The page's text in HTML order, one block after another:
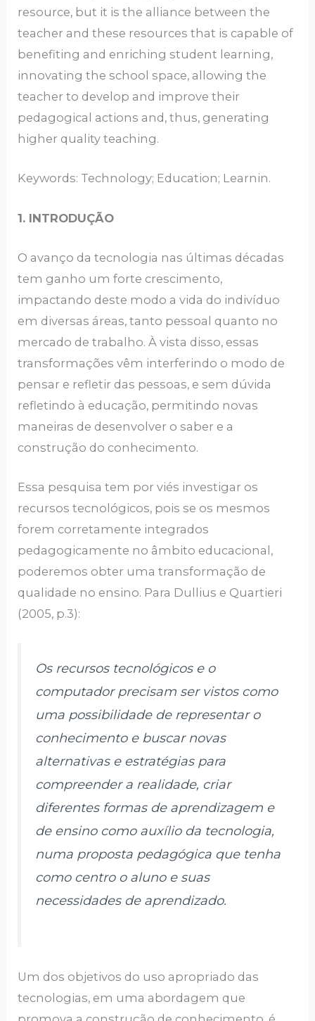
resource, but it is the alliance between the
teacher and these resources that is capable of
benefiting and enriching student learning,
innovating the school space, allowing the
teacher to develop and improve their
pedagogical actions and, thus, generating
higher quality teaching.
Keywords: Technology; Education; Learnin.
1. INTRODUÇÃO
O avanço da tecnologia nas últimas décadas
tem ganho um forte crescimento,
impactando deste modo a vida do indivíduo
em diversas áreas, tanto pessoal quanto no
mercado de trabalho. À vista disso, essas
transformações vêm interferindo o modo de
pensar e refletir das pessoas, e sem dúvida
refletindo à educação, permitindo novas
maneiras de desenvolver o saber e a
construção do conhecimento.
Essa pesquisa tem por viés investigar os
recursos tecnológicos, pois se os mesmos
forem corretamente integrados
pedagogicamente no âmbito educacional,
poderemos obter uma transformação de
qualidade no ensino. Para Dullius e Quartieri
(2005, p.3):
Os recursos tecnológicos e o
computador precisam ser vistos como
uma possibilidade de representar o
conhecimento e buscar novas
alternativas e estratégias para
compreender a realidade, criar
diferentes formas de aprendizagem e
de ensino como auxílio da tecnologia,
numa proposta pedagógica que tenha
como centro o aluno e suas
necessidades de aprendizado.
Um dos objetivos do uso apropriado das
tecnologias, em uma abordagem que